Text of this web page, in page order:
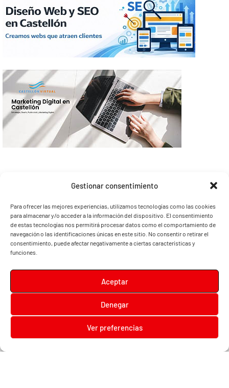
Gestionar consentimiento
Para ofrecer las mejores experiencias, utilizamos tecnologías como las cookies
para almacenar y/o acceder a la información del dispositivo. El consentimiento
de estas tecnologías nos permitirá procesar datos como el comportamiento de
navegación o las identificaciones únicas en este sitio. No consentir o retirar el
consentimiento, puede afectar negativamente a ciertas características y
funciones.
Aceptar
Denegar
Ver preferencias
Diari la Terreta
, un diario digital en el que podrás encontrar noticias de toda la